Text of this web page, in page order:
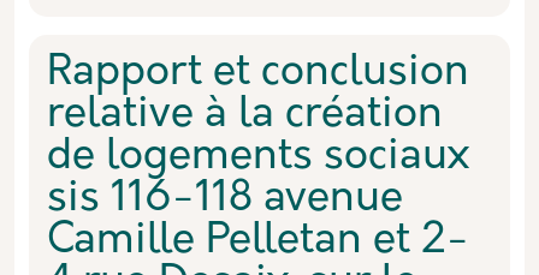
Rapport et conclusion
relative à la création
de logements sociaux
sis 116-118 avenue
Camille Pelletan et 2-